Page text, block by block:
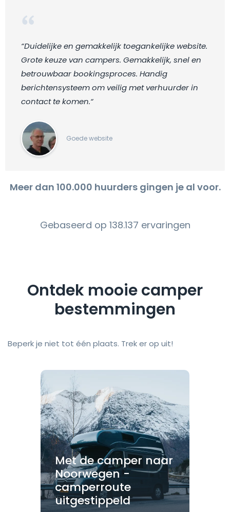
“Duidelijke en gemakkelijk toegankelijke website.
Grote keuze van campers. Gemakkelijk, snel en
betrouwbaar bookingsproces. Handig
berichtensysteem om veilig met verhuurder in
contact te komen.“
Goede website
Meer dan 100.000 huurders gingen je al voor.
Gebaseerd op 138.137 ervaringen
Ontdek mooie camper
bestemmingen
Beperk je niet tot één plaats. Trek er op uit!
Met de camper naar
Noorwegen -
camperroute
uitgestippeld